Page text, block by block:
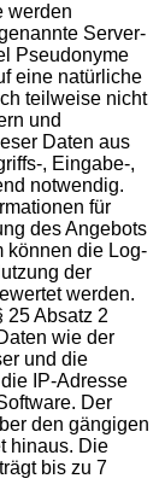
werden
Server-
Pseudonyme
eine natürliche
teilweise nicht
und
Daten aus
, Eingabe-,
notwendig.
für
des Angebots
können die Log-
der
werden.
25 Absatz 2
wie der
und die
IP-Adresse
Der
den gängigen
hinaus. Die
bis zu 7